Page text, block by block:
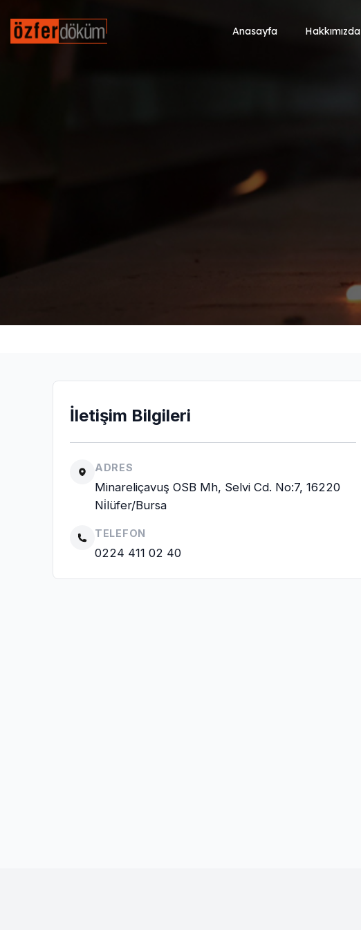
Anasayfa Hakkımızda
İletişim Bilgileri
ADRES
Minareliçavuş OSB Mh, Selvi Cd. No:7, 16220
Ni̇lüfer/Bursa
TELEFON
0224 411 02 40